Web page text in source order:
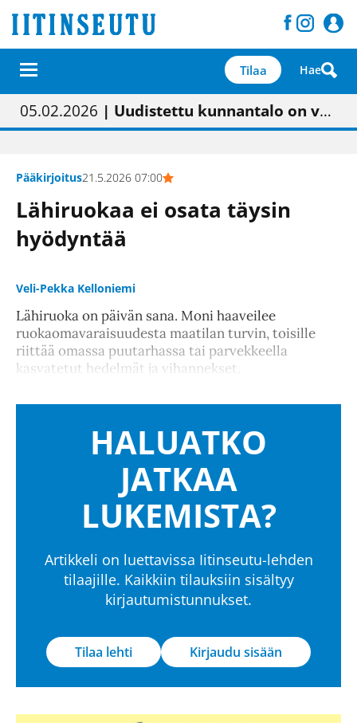
Tilaa Hae
01.02.2026 | Painon vaihtumisen pitäisi näkyä hieman parempana painojäljen laatuna lehdessä
05.02.2026 | Uudistettu kunnantalo on valoisa
23.04.2026 | “Olemme käynnistämässä uudelleen keskustavisiotyön”
09.05.2026| "Maalla on totuttu elämään omavaraisemmin kuin kaupungissa"
Pääkirjoitus21.5.2026 07:00
Lähiruokaa ei osata täysin
hyödyntää
Veli-Pekka Kelloniemi
Lähiruoka on päivän sana. Moni haaveilee
ruokaomavaraisuudesta maatilan turvin, toisille
riittää omassa puutarhassa tai parvekkeella
kasvatetut hedelmät ja vihannekset.
HALUATKO
JATKAA
LUKEMISTA?
Artikkeli on luettavissa Iitinseutu-lehden
tilaajille. Kaikkiin tilauksiin sisältyy
kirjautumistunnukset.
Tilaa lehti Kirjaudu sisään